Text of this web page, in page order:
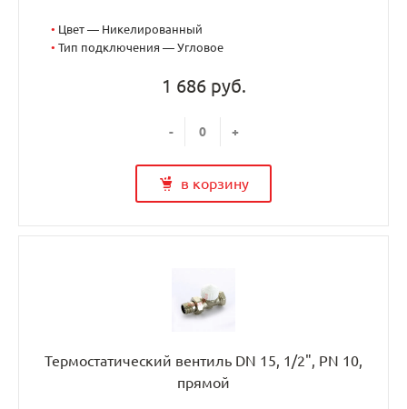
• Цвет — Никелированный
• Тип подключения — Угловое
1 686 руб.
- +
в корзину
Термостатический вентиль DN 15, 1/2", PN 10,
прямой